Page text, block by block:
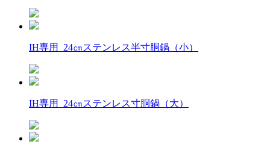
IH専用 24㎝ステンレス半寸胴鍋（小）
IH専用 24㎝ステンレス寸胴鍋（大）